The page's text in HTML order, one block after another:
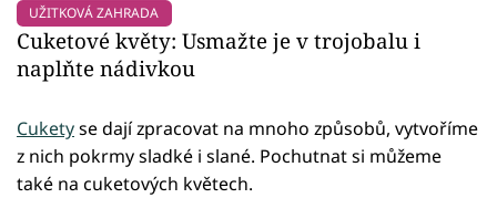
UŽITKOVÁ ZAHRADA
Cuketové květy: Usmažte je v trojobalu i
naplňte nádivkou
Cuketyse dají zpracovat na mnoho způsobů, vytvoříme
z nich pokrmy sladké i slané. Pochutnat si můžeme
také na cuketových květech.